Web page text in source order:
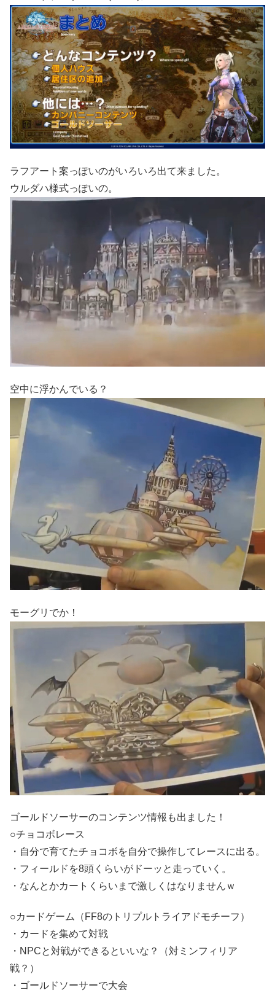
ラフアート案っぽいのがいろいろ出て来ました。
ウルダハ様式っぽいの。
空中に浮かんでいる？
モーグリでか！
ゴールドソーサーのコンテンツ情報も出ました！
○チョコボレース
・自分で育てたチョコボを自分で操作してレースに出る。
・フィールドを8頭くらいがドーッと走っていく。
・なんとかカートくらいまで激しくはなりませんｗ
○カードゲーム（FF8のトリプルトライアドモチーフ）
・カードを集めて対戦
・NPCと対戦ができるといいな？（対ミンフィリア
戦？）
・ゴールドソーサーで大会